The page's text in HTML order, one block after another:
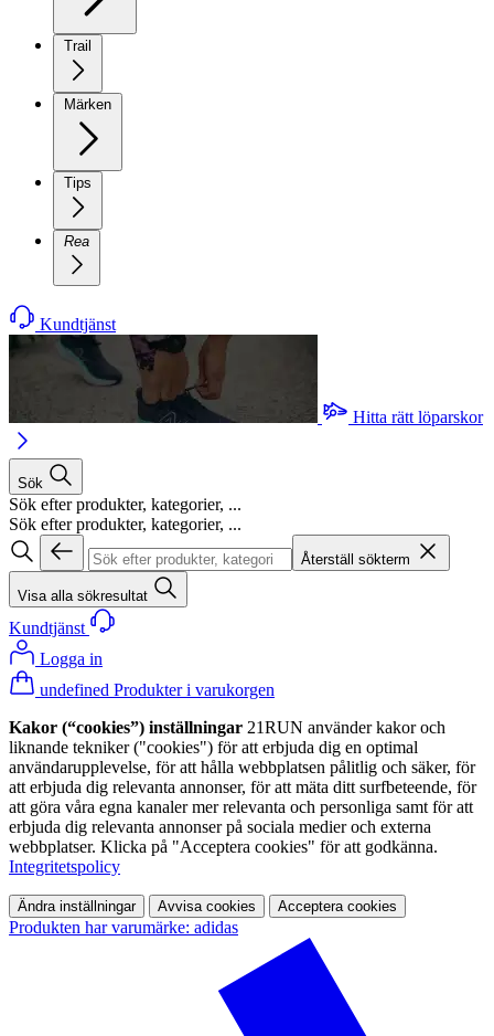
Trail
Märken
Tips
Rea
Kundtjänst
Hitta rätt löparskor
Sök
Sök efter produkter, kategorier, ...
Sök efter produkter, kategorier, ...
Återställ sökterm
Visa alla sökresultat
Kundtjänst
Logga in
undefined Produkter i varukorgen
Kakor (“cookies”) inställningar 21RUN använder kakor och
liknande tekniker ("cookies") för att erbjuda dig en optimal
användarupplevelse, för att hålla webbplatsen pålitlig och säker, för
att erbjuda dig relevanta annonser, för att mäta ditt surfbeteende, för
att göra våra egna kanaler mer relevanta och personliga samt för att
erbjuda dig relevanta annonser på sociala medier och externa
webbplatser. Klicka på "Acceptera cookies" för att godkänna.
Integritetspolicy
Ändra inställningar Avvisa cookies Acceptera cookies
Produkten har varumärke: adidas